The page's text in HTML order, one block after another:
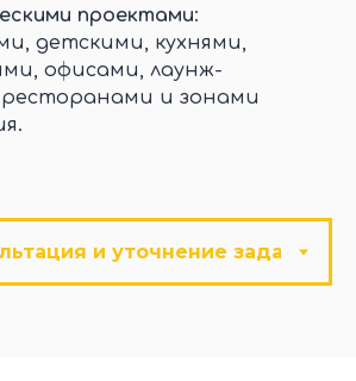
проектами:
детскими, кухнями,
офисами, лаунж-
и зонами